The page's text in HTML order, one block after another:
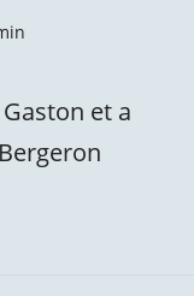
et a